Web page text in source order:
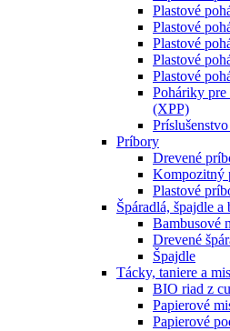
Plastové
Plastové
Plastové
Plastové
Plastové
Poháriky pre
(XPP)
Príbory
Drevené
Kompozitný
Plastové
Špáradlá, špajdle a
Bambusové
Drevené
Špajdle
Tácky, taniere a
BIO riad z
Papierové
Papierové